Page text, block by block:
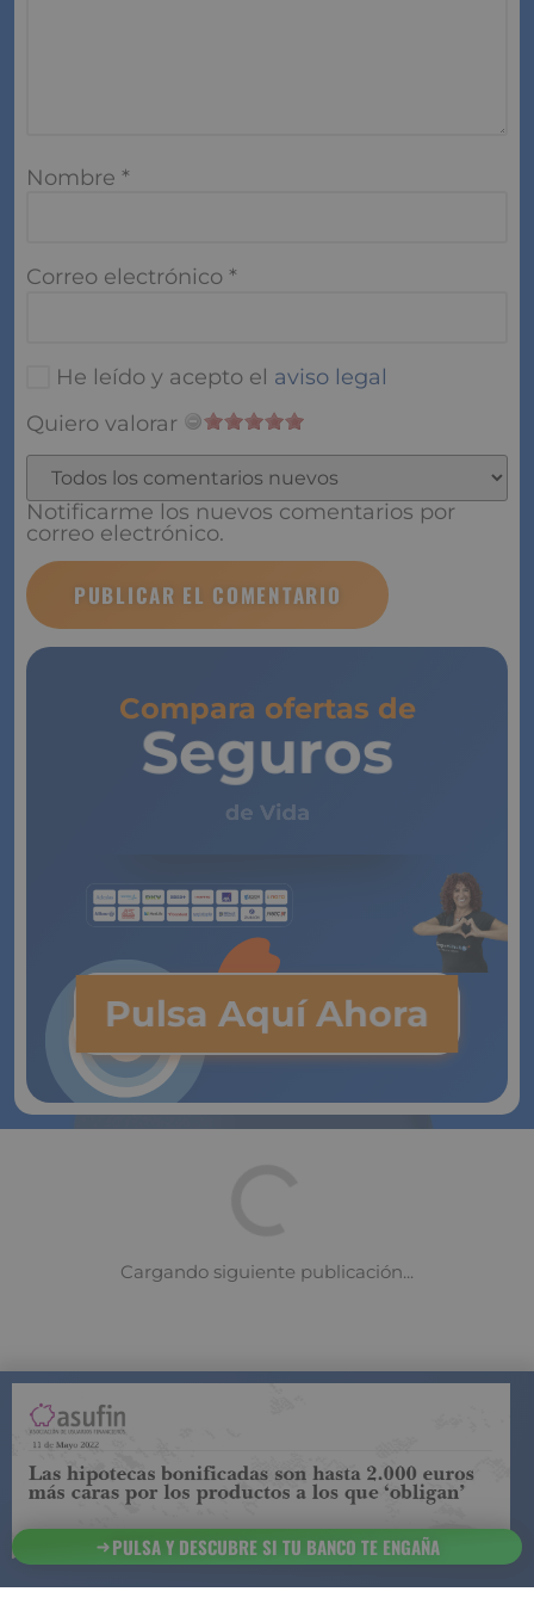
Nombre *
Correo electrónico *
He leído y acepto el aviso legal
Quiero valorar
Notificarme los nuevos comentarios por
correo electrónico.
Compara ofertas de
Seguros
de Vida
Pulsa Aquí Ahora
COMPARADOR DE SEGUROS DE VIDASUJETO A LA
REGULACIÓN DE LA DIRECCIÓN GENERAL DE
SEGUROS
ESTA ES LAINFORMACIÓNSOBRE
91 218 93 299 Contacto
PULSA Y DESCUBRE SI TU BANCO TE ENGAÑA